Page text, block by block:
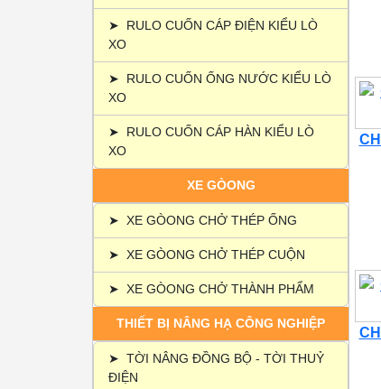
➤
RULO CUỐN CÁP ĐIỆN KIỂU LÒ
XO
➤
RULO CUỐN ỐNG NƯỚC KIỂU LÒ
XO
➤
RULO CUỐN CÁP HÀN KIỂU LÒ
XO
XE GÒONG
➤ XE GÒONG CHỞ THÉP ỐNG
➤ XE GÒONG CHỞ THÉP CUỘN
➤ XE GÒONG CHỞ THÀNH PHẨM
THIẾT BỊ NÂNG HẠ CÔNG NGHIỆP
➤ TỜI NÂNG ĐỒNG BỘ - TỜI THUỶ
ĐIỆN